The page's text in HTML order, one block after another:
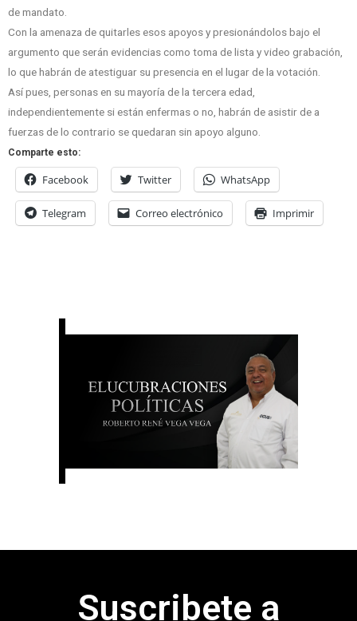
de mandato.
Con la amenaza de quitarles esos apoyos y presionándolos bajo el
argumento que serán evidencias como toma de lista y video grabación,
lo que habrán de atestiguar su presencia en el lugar de la votación.
Así pues, personas en su mayoría de la tercera edad,
independientemente si están enfermas o no, habrán de asistir de a
fuerzas de lo contrario se quedaran sin apoyo alguno.
Comparte esto:
Facebook Twitter WhatsApp
Telegram Correo electrónico Imprimir
Suscribete a